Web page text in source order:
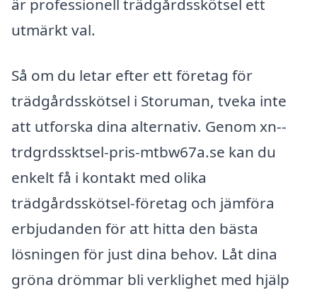
är professionell trädgårdsskötsel ett
utmärkt val.
Så om du letar efter ett företag för
trädgårdsskötsel i Storuman, tveka inte
att utforska dina alternativ. Genom xn--
trdgrdssktsel-pris-mtbw67a.se kan du
enkelt få i kontakt med olika
trädgårdsskötsel-företag och jämföra
erbjudanden för att hitta den bästa
lösningen för just dina behov. Låt dina
gröna drömmar bli verklighet med hjälp